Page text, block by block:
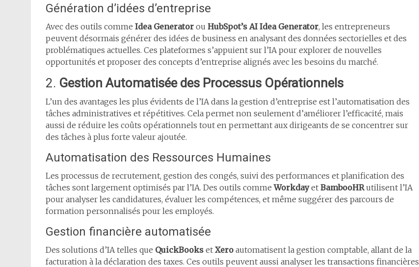
Génération d’idées d’entreprise
Avec des outils comme Idea Generator ou HubSpot’s AI Idea Generator, les entrepreneurs
peuvent désormais générer des idées de business en analysant des données sectorielles et des
problématiques actuelles. Ces plateformes s’appuient sur l’IA pour explorer de nouvelles
opportunités et proposer des concepts d’entreprise alignés avec les besoins du marché.
2. Gestion Automatisée des Processus Opérationnels
L’un des avantages les plus évidents de l’IA dans la gestion d’entreprise est l’automatisation des
tâches administratives et répétitives. Cela permet non seulement d’améliorer l’efficacité, mais
aussi de réduire les coûts opérationnels tout en permettant aux dirigeants de se concentrer sur
des tâches à plus forte valeur ajoutée.
Automatisation des Ressources Humaines
Les processus de recrutement, gestion des congés, suivi des performances et planification des
tâches sont largement optimisés par l’IA. Des outils commeWorkdayet BambooHRutilisent l’IA
pour analyser les candidatures, évaluer les compétences, et même suggérer des parcours de
formation personnalisés pour les employés.
Gestion financière automatisée
Des solutions d’IA telles que QuickBooks et Xero automatisent la gestion comptable, allant de la
facturation à la déclaration des taxes. Ces outils peuvent aussi analyser les transactions financières